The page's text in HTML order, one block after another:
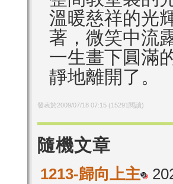
溫暖慈祥的光
著，微笑中流
一生畫下圓滿
靜地離開了。
發表於2009/07/18 07:15(15291 閱讀)
隨機文章
1213-歸向上主